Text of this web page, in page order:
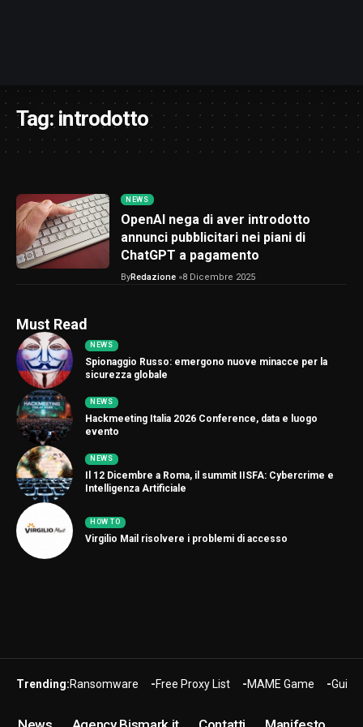
Tag:introdotto
NEWS
OpenAI nega di aver introdotto
annunci pubblicitari nei piani di
ChatGPT a pagamento
ByRedazione 8 Dicembre 2025
Must Read
NEWS
Spionaggio Russo: emergono nuove minacce per la
sicurezza globale
NEWS
Hackmeeting Italia 2026 Conference, data e luogo
evento
NEWS
Il 12 Dicembre a Roma, il summit IISFA: Cybercrime e
Intelligenza Artificiale
HOW TO
Virgilio Mail risolvere i problemi di accesso
Trending:Ransomware Free Proxy List MAME Game Guide